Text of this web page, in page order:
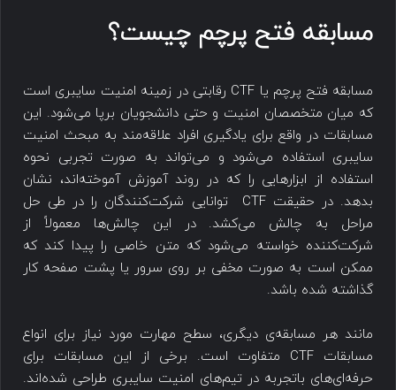
مسابقه فتح پرچم چیست؟
مسابقه فتح پرچم یا CTF رقابتی در زمینه امنیت سایبری است
که میان متخصصان امنیت و حتی دانشجویان برپا می‌شود. این
مسابقات در واقع برای یادگیری افراد علاقه‌مند به مبحث امنیت
سایبری استفاده می‌شود و می‌‌تواند به صورت تجربی نحوه
استفاده از ابزارهایی را که در روند آموزش آموخته‌اند، نشان
بدهد. در حقیقت CTF توانایی شرکت‌کنندگان را در طی حل
مراحل به چالش می‌کشد. در این چالش‌ها معمولاً از
شرکت‌کننده خواسته می‌شود که متن خاصی را پیدا کند که
ممکن است به صورت مخفی بر روی سرور یا پشت صفحه کار
گذاشته شده باشد.
مانند هر مسابقه‌ی دیگری، سطح مهارت مورد نیاز برای انواع
مسابقات CTF متفاوت است. برخی از این مسابقات برای
حرفه‌ای‌های باتجربه در تیم‌های امنیت سایبری طراحی شده‌اند.